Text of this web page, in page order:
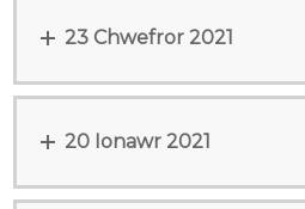
23 Chwefror 2021
20 Ionawr 2021